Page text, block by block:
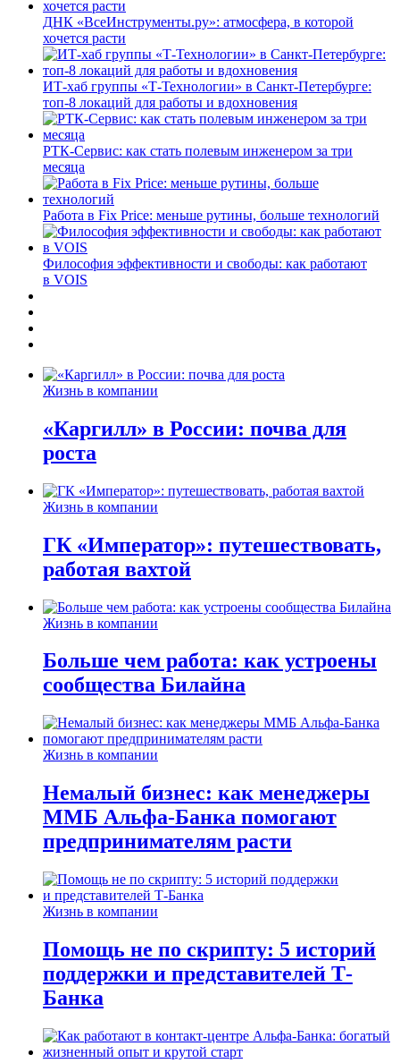
ДНК «ВсеИнструменты.ру»: атмосфера, в которой
хочется расти
ИТ-хаб группы «Т-Технологии» в Санкт-Петербурге:
топ-8 локаций для работы и вдохновения
РТК-Сервис: как стать полевым инженером за три
месяца
Работа в Fix Price: меньше рутины, больше технологий
Философия эффективности и свободы: как работают
в VOIS
Жизнь в компании
«Каргилл» в России: почва для
роста
Жизнь в компании
ГК «Император»: путешествовать,
работая вахтой
Жизнь в компании
Больше чем работа: как устроены
сообщества Билайна
Жизнь в компании
Немалый бизнес: как менеджеры
ММБ Альфа-Банка помогают
предпринимателям расти
Жизнь в компании
Помощь не по скрипту: 5 историй
поддержки и представителей Т-
Банка